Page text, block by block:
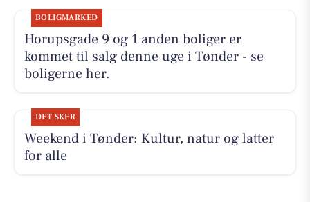
BOLIGMARKED
Horupsgade 9 og 1 anden boliger er
kommet til salg denne uge i Tønder - se
boligerne her.
DET SKER
Weekend i Tønder: Kultur, natur og latter
for alle